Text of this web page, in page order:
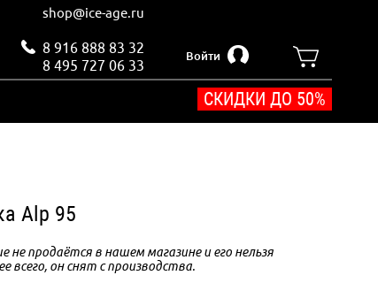
shop@ice-age.ru
8 916 888 83 32
8 495 727 06 33
Войти
СКИДКИ ДО 50%
Alp 95
продаётся в нашем магазине и его нельзя
всего, он снят с производства.